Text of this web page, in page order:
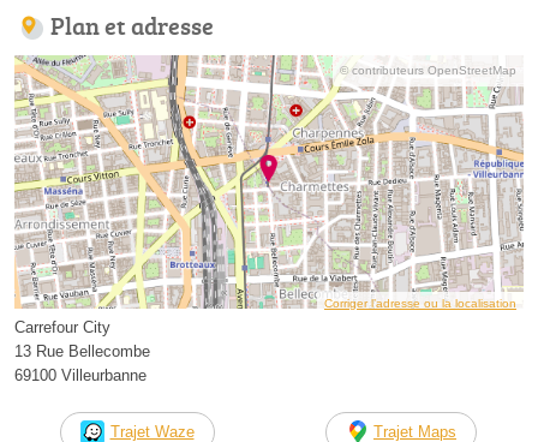
Plan et adresse
© contributeurs OpenStreetMap
Corriger l’adresse ou la localisation
Carrefour City
13 Rue Bellecombe
69100 Villeurbanne
Trajet Waze Trajet Maps